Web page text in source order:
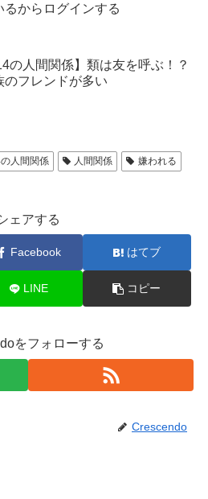
るからログインする
の人間関係】類は友を呼ぶ！？
のフレンドが多い
人間関係 人間関係
嫌われる
ェアする
Facebook はてブ
LINE コピー
をフォローする
Crescendo